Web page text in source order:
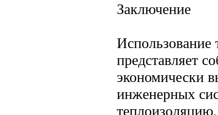
Заключение
Использование
представляет
экономически
инженерных